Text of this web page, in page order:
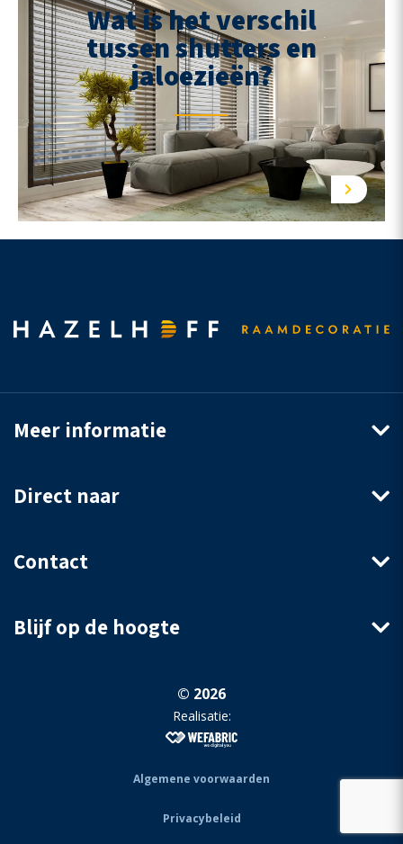
Wat is het verschil
tussen shutters en
jaloezieën?
Meer informatie
Direct naar
Contact
Blijf op de hoogte
© 2026
Realisatie:
Algemene voorwaarden
Privacybeleid